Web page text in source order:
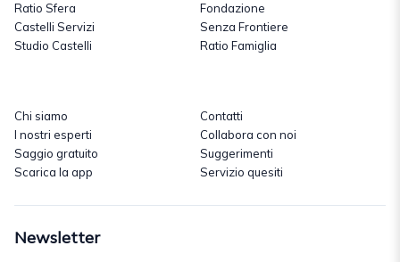
Ratio Sfera
Castelli Servizi
Studio Castelli
Fondazione
Senza Frontiere
Ratio Famiglia
Chi siamo
I nostri esperti
Saggio gratuito
Scarica la app
Contatti
Collabora con noi
Suggerimenti
Servizio quesiti
Newsletter